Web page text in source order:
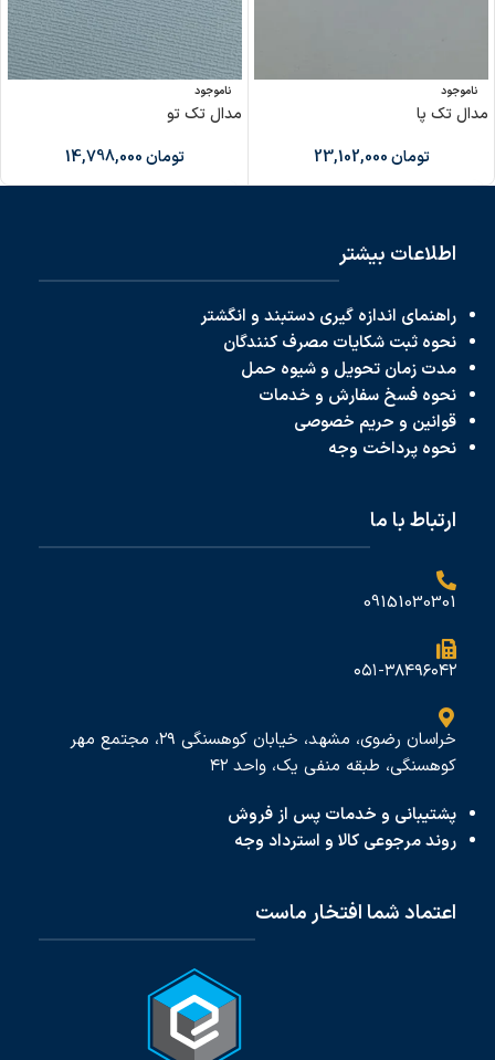
ناموجود
مدال تک پا
تومان
ناموجود
مدال تک تو
تومان
اطلاعات بیشتر
راهنمای اندازه گیری دستبند و انگشتر
نحوه ثبت شکایات مصرف کنندگان
مدت زمان تحویل و شیوه حمل
نحوه فسخ سفارش و خدمات
قوانین و حریم خصوصی
نحوه پرداخت وجه
ارتباط با ما
09151030301
۰۵۱-۳۸۴۹۶۰۴۲
خراسان رضوی، مشهد، خیابان کوهسنگی ۲۹، مجتمع مهر
کوهسنگی، طبقه منفی یک، واحد ۴۲
پشتیبانی و خدمات پس از فروش
روند مرجوعی کالا و استرداد وجه
اعتماد شما افتخار ماست